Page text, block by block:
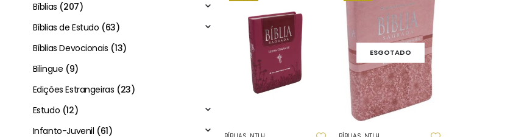
ESGOTADO
Bíblias (207)
Bíblias de Estudo (63)
Bíblias Devocionais (13)
Bilingue (9)
Edições Estrangeiras (23)
Estudo (12)
Infanto-Juvenil (61)